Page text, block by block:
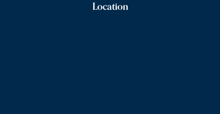
Location